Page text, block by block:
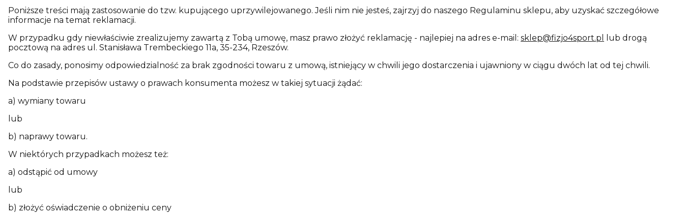
Poniższe treści mają zastosowanie do tzw. kupującego uprzywilejowanego. Jeśli nim nie jesteś, zajrzyj do naszego Regulaminu sklepu, aby uzyskać szczegółowe
informacje na temat reklamacji.
W przypadku gdy niewłaściwie zrealizujemy zawartą z Tobą umowę, masz prawo złożyć reklamację - najlepiej na adres e-mail: sklep@fizjo4sport.pl
lub drogą
pocztową na adres ul. Stanisława Trembeckiego 11a, 35-234, Rzeszów.
Co do zasady, ponosimy odpowiedzialność za brak zgodności towaru z umową, istniejący w chwili jego dostarczenia i ujawniony w ciągu dwóch lat od tej chwili.
Na podstawie przepisów ustawy o prawach konsumenta możesz w takiej sytuacji żądać:
a) wymiany towaru
lub
b) naprawy towaru.
W niektórych przypadkach możesz też:
a) odstąpić od umowy
lub
b) złożyć oświadczenie o obniżeniu ceny